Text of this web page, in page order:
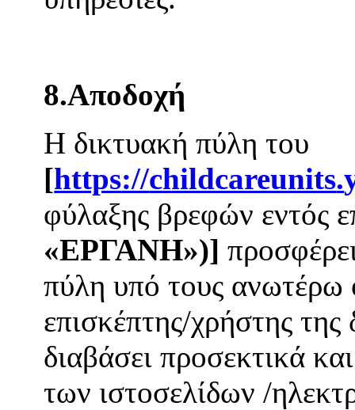
8.Αποδοχή
Η δικτυακή πύλη του
[https://childcareunits.
φύλαξης βρεφών εντός
«ΕΡΓΑΝΗ»)]
πύλη υπό τους ανωτέρω
επισκέπτης/χρήστης της
διαβάσει προσεκτικά
των ιστοσελίδων /